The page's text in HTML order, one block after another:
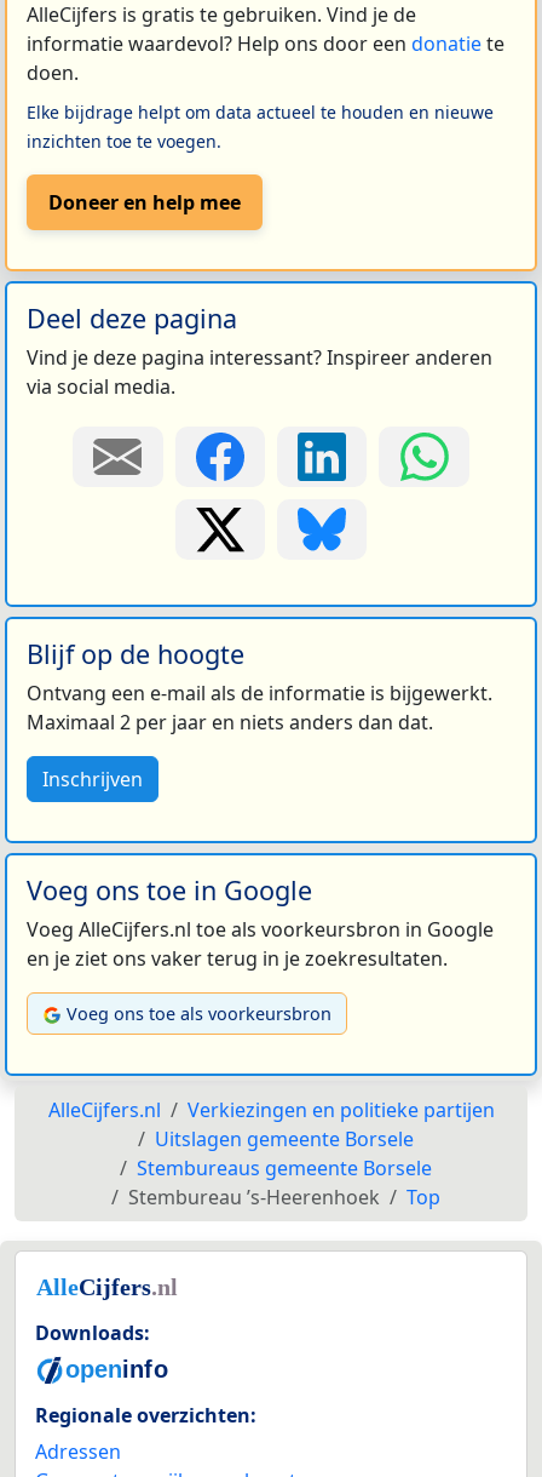
AlleCijfers is gratis te gebruiken. Vind je de
informatie waardevol? Help ons door een donatiete
doen.
Elke bijdrage helpt om data actueel te houden en nieuwe
inzichten toe te voegen.
Doneer en help mee
Deel deze pagina
Vind je deze pagina interessant? Inspireer anderen
via social media.
Blijf op de hoogte
Ontvang een e-mail als de informatie is bijgewerkt.
Maximaal 2 per jaar en niets anders dan dat.
Inschrijven
Voeg ons toe in Google
Voeg AlleCijfers.nl toe als voorkeursbron in Google
en je ziet ons vaker terug in je zoekresultaten.
Voeg ons toe als voorkeursbron
AlleCijfers.nl
Verkiezingen en politieke partijen
Uitslagen gemeente Borsele
Stembureaus gemeente Borsele
Stembureau ’s-Heerenhoek
Top
Downloads:
Regionale overzichten:
Adressen